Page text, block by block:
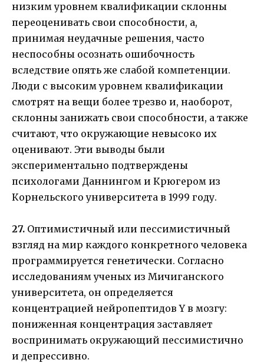
низким уровнем квалификации склонны
переоценивать свои способности, а,
принимая неудачные решения, часто
неспособны осознать ошибочность
вследствие опять же слабой компетенции.
Люди с высоким уровнем квалификации
смотрят на вещи более трезво и, наоборот,
склонны занижать свои способности, а также
считают, что окружающие невысоко их
оценивают. Эти выводы были
экспериментально подтверждены
психологами Даннингом и Крюгером из
Корнельского университета в 1999 году.
27. Оптимистичный или пессимистичный
взгляд на мир каждого конкретного человека
программируется генетически. Согласно
исследованиям ученых из Мичиганского
университета, он определяется
концентрацией нейропептидов Y в мозгу:
пониженная концентрация заставляет
воспринимать окружающий пессимистично
и депрессивно.